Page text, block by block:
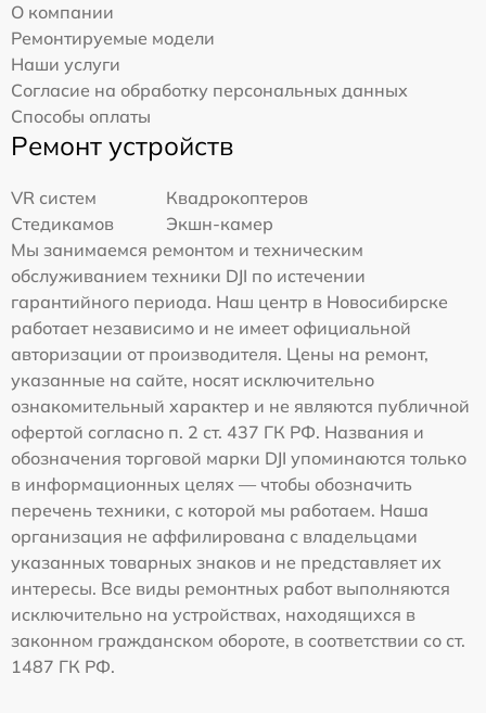
О компании
Ремонтируемые модели
Наши услуги
Согласие на обработку персональных данных
Способы оплаты
Ремонт устройств
VR систем
Квадрокоптеров
Стедикамов
Экшн-камер
Мы занимаемся ремонтом и техническим
обслуживанием техники DJI по истечении
гарантийного периода. Наш центр в Новосибирске
работает независимо и не имеет официальной
авторизации от производителя. Цены на ремонт,
указанные на сайте, носят исключительно
ознакомительный характер и не являются публичной
офертой согласно п. 2 ст. 437 ГК РФ. Названия и
обозначения торговой марки DJI упоминаются только
в информационных целях — чтобы обозначить
перечень техники, с которой мы работаем. Наша
организация не аффилирована с владельцами
указанных товарных знаков и не представляет их
интересы. Все виды ремонтных работ выполняются
исключительно на устройствах, находящихся в
законном гражданском обороте, в соответствии со ст.
1487 ГК РФ.